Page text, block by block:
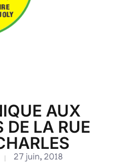
AUX
DE LA RUE
27 juin, 2018